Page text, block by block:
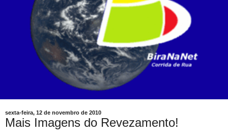
sexta-feira, 12 de novembro de 2010
Mais Imagens do Revezamento!